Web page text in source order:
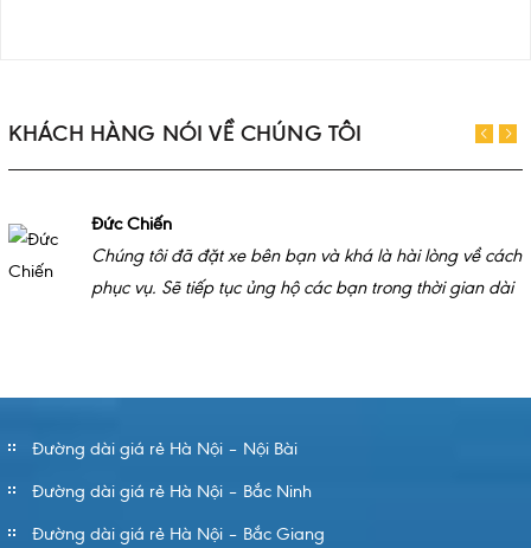
KHÁCH HÀNG NÓI VỀ CHÚNG TÔI
Đức Chiến
Chúng tôi đã đặt xe bên bạn và khá là hài lòng về cách
phục vụ. Sẽ tiếp tục ủng hộ các bạn trong thời gian dài
Đường dài giá rẻ Hà Nội – Nội Bài
Đường dài giá rẻ Hà Nội – Bắc Ninh
Đường dài giá rẻ Hà Nội – Bắc Giang